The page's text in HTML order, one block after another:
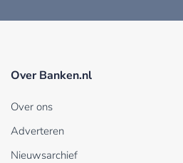
Over Banken.nl
Over ons
Adverteren
Nieuwsarchief